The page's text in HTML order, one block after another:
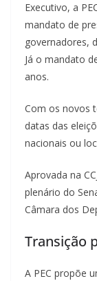
Executivo, a
mandato de
governadores,
Já o mandato
anos.
Com os novos
datas das
nacionais ou
Aprovada na
plenário do
Câmara dos
Transição
A PEC propõe